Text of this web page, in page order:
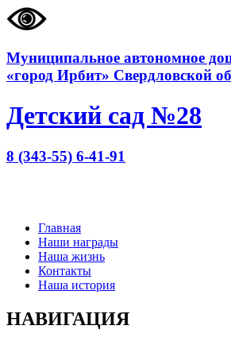
Муниципальное автономное
«город Ирбит» Свердловской
Детский сад №28
8 (343-55) 6-41-91
Главная
Наши награды
Наша жизнь
Контакты
Наша история
НАВИГАЦИЯ